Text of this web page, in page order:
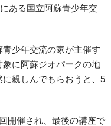
ある国立阿蘇青少年交
少年交流の家が主催す
に阿蘇ジオパークの地
親しんでもらおうと、5
開催され、最後の講座で